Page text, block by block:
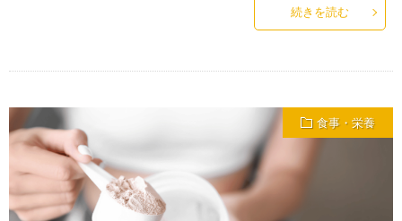
続きを読む
食事・栄養